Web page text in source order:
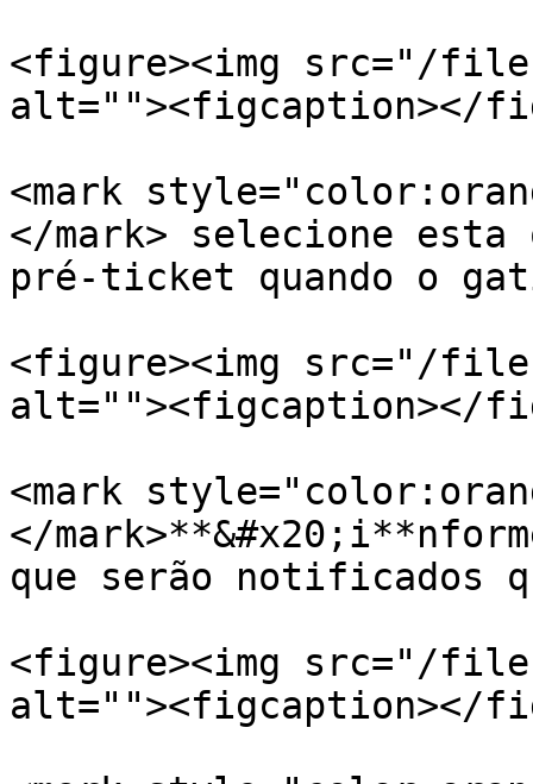
<figure><img src="/
alt=""><figcaption></
<mark
</mark> selecione
pré-ticket quando o
<figure><img src="/files/
alt=""><figcaption></
<mark
</
que serão notificados
<figure><img src="/files/
alt=""><figcaption></